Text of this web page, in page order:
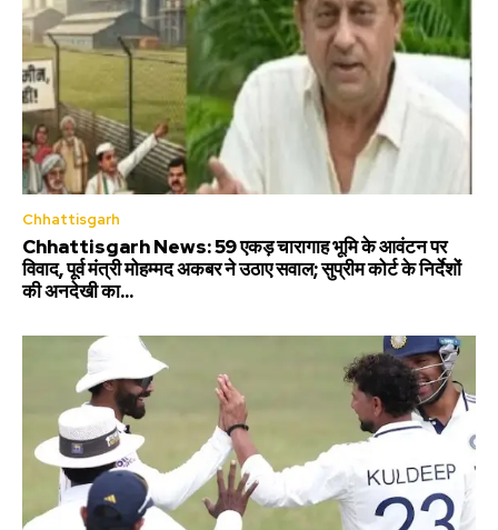
Chhattisgarh
Chhattisgarh News: 59 एकड़ चारागाह भूमि के आवंटन पर
विवाद, पूर्व मंत्री मोहम्मद अकबर ने उठाए सवाल; सुप्रीम कोर्ट के निर्देशों
की अनदेखी का...